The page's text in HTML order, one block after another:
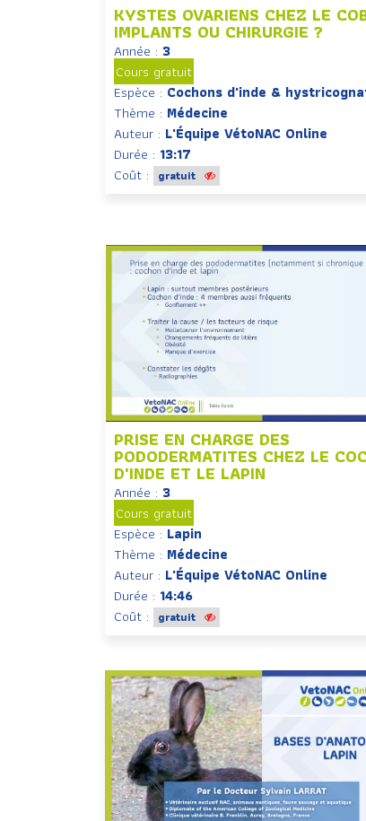
KYSTES OVARIENS CHEZ LE
IMPLANTS OU CHIRURGIE ?
Année : 3
Cours gratuit
Espèce :Cochons d'inde &
Thème : Médecine
Auteur : L'Équipe VétoNAC Online
Durée : 13:17
Coût : gratuit
PRISE EN CHARGE DES
PODODERMATITES CHEZ LE
D'INDE ET LE LAPIN
Année : 3
Cours gratuit
Espèce : Lapin
Thème : Médecine
Auteur : L'Équipe VétoNAC Online
Durée : 14:46
Coût : gratuit